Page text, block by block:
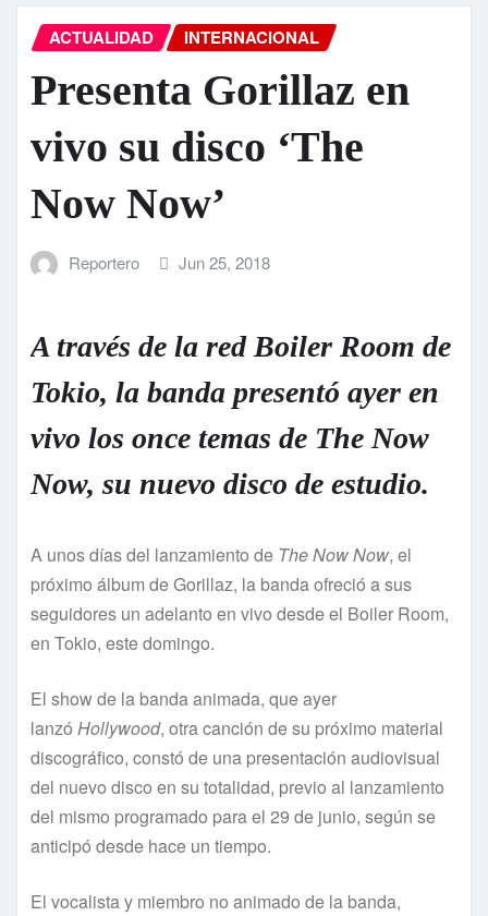
ACTUALIDAD INTERNACIONAL
Presenta Gorillaz en
vivo su disco ‘The
Now Now’
Reportero Jun 25, 2018
A través de la red Boiler Room de
Tokio, la banda presentó ayer en
vivo los once temas de The Now
Now, su nuevo disco de estudio.
A unos días del lanzamiento de The Now Now, el
próximo álbum de Gorillaz, la banda ofreció a sus
seguidores un adelanto en vivo desde el Boiler Room,
en Tokio, este domingo.
El show de la banda animada, que ayer
lanzó Hollywood, otra canción de su próximo material
discográfico, constó de una presentación audiovisual
del nuevo disco en su totalidad, previo al lanzamiento
del mismo programado para el 29 de junio, según se
anticipó desde hace un tiempo.
El vocalista y miembro no animado de la banda,